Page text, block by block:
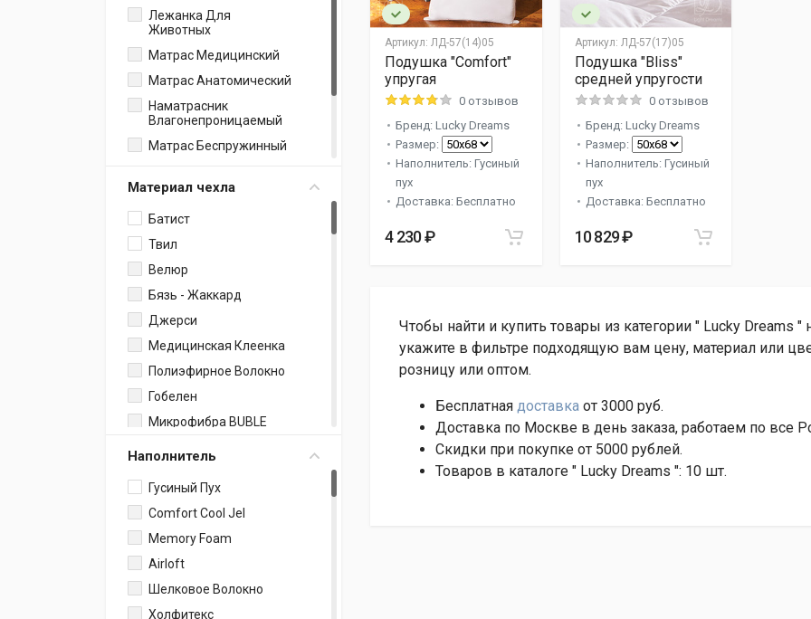
Наволочки
Наволочки Для Сна
Постельное Белье С
Одеялом
Коврики Для Ванной
Комнаты
Детское Постельное
Белье
Наволочками
Простыня На Резинке
Одеяла
Полотенца Для Ванной
Эффектом Памяти
Набор Ковриков
Классическая
Пододеяльник
Лежанка Для
Животных
Матрас Медицинский
Матрас Анатомический
Наматрасник
Влагонепроницаемый
Матрас Беспружинный
Матрас Ватный
Матрас Пружинный
Материал чехла
Батист
Твил
Велюр
Бязь - Жаккард
Джерси
Медицинская Клеенка
Полиэфирное Волокно
Гобелен
Микрофибра BUBLE
Лен
Микрофибра
(влагонепроницаемый)
Микрофибра /
Наполнитель
Гусиный Пух
Comfort Cool Jel
Memory Foam
Airloft
Шелковое Волокно
Холфитекс
Артикул: ЛД-57(14)05
Подушка "Comfort"
упругая
0 отзывов
Бренд: Lucky Dreams
Размер:
Наполнитель: Гусиный
пух
Доставка: Бесплатно
4 230 ₽
Артикул: ЛД-57(17)05
Подушка "Bliss"
средней упругости
0 отзывов
Бренд: Lucky Dreams
Размер:
Наполнитель: Гусиный
пух
Доставка: Бесплатно
10 829 ₽
Чтобы найти и купить товары из категории " Lucky Dreams
укажите в фильтре подходящую вам цену, материал или
розницу или оптом.
Бесплатная доставка от 3000 руб.
Доставка по Москве в день заказа, работаем по все
Скидки при покупке от 5000 рублей.
Товаров в каталоге " Lucky Dreams ": 10 шт.